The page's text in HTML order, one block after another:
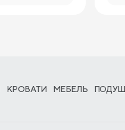
КРОВАТИ МЕБЕЛЬ